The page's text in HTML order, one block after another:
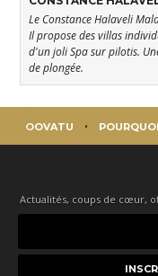
Le Constance Halaveli
Il propose des villas
d'un joli Spa sur pilotis.
de plongée.
OOVATU
Actualités, coups de cœur,
e-